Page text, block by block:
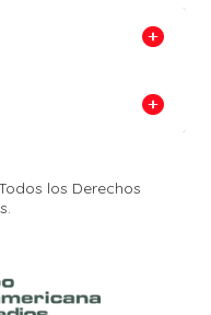
los Derechos